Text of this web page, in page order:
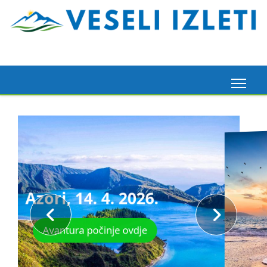
Krstarenje i planinarenje